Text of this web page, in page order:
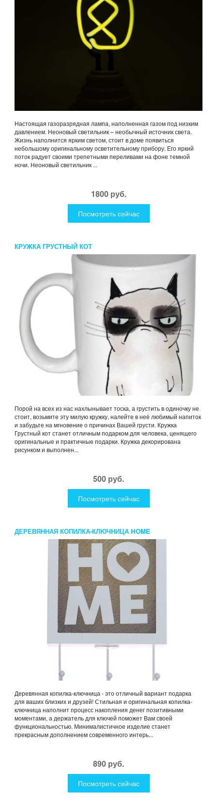
Настоящая газоразрядная лампа, наполненная газом под низким
давлением. Неоновый светильник – необычный источник света.
Жизнь наполнится ярким светом, стоит в доме появиться
небольшому оригинальному осветительному прибору. Его яркий
поток радует своими трепетными переливами на фоне темной
ночи. Неоновый светильник ...
1800 руб.
Посмотреть сейчас
КРУЖКА ГРУСТНЫЙ КОТ
Порой на всех из нас нахлынывает тоска, а грустить в одиночку не
стоит, возьмите эту милую кружку, налейте в неё любимый напиток
и забудьте на мгновение о причинах Вашей грусти. Кружка
Грустный кот станет отличным подарком для человека, ценящего
оригинальные и практичные подарки. Кружка декорирована
рисунком и выполнен...
500 руб.
Посмотреть сейчас
ДЕРЕВЯННАЯ КОПИЛКА-КЛЮЧНИЦА HOME
Деревянная копилка-ключница - это отличный вариант подарка
для ваших близких и друзей! Стильная и оригинальная копилка-
ключница наполнит процесс накопления денег позитивными
моментами, а держатель для ключей поможет Вам своей
функциональностью. Минималистичное изделие станет
прекрасным дополнением современного интерь...
890 руб.
Посмотреть сейчас